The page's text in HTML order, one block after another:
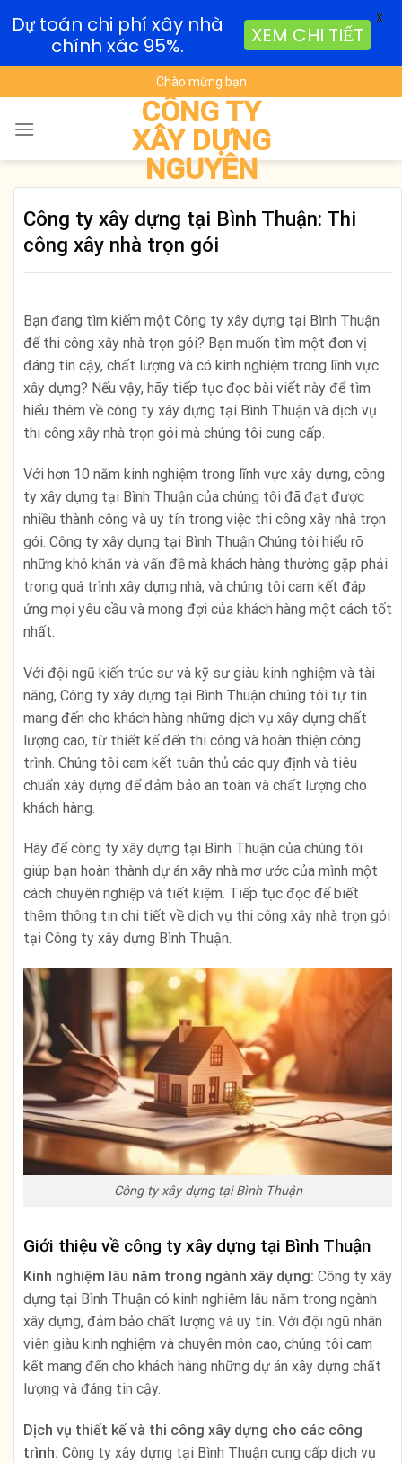
to
content
Chào mừng bạn
CÔNG TY
XÂY DỰNG
NGUYÊN
Công ty xây dựng tại Bình Thuận: Thi
công xây nhà trọn gói
Bạn đang tìm kiếm một Công ty xây dựng tại Bình Thuận
để thi công xây nhà trọn gói? Bạn muốn tìm một đơn vị
đáng tin cậy, chất lượng và có kinh nghiệm trong lĩnh vực
xây dựng? Nếu vậy, hãy tiếp tục đọc bài viết này để tìm
hiểu thêm về công ty xây dựng tại Bình Thuận và dịch vụ
thi công xây nhà trọn gói mà chúng tôi cung cấp.
Với hơn 10 năm kinh nghiệm trong lĩnh vực xây dựng, công
ty xây dựng tại Bình Thuận của chúng tôi đã đạt được
nhiều thành công và uy tín trong việc thi công xây nhà trọn
gói. Công ty xây dựng tại Bình Thuận Chúng tôi hiểu rõ
những khó khăn và vấn đề mà khách hàng thường gặp phải
trong quá trình xây dựng nhà, và chúng tôi cam kết đáp
ứng mọi yêu cầu và mong đợi của khách hàng một cách tốt
nhất.
Với đội ngũ kiến trúc sư và kỹ sư giàu kinh nghiệm và tài
năng, Công ty xây dựng tại Bình Thuận chúng tôi tự tin
mang đến cho khách hàng những dịch vụ xây dựng chất
lượng cao, từ thiết kế đến thi công và hoàn thiện công
trình. Chúng tôi cam kết tuân thủ các quy định và tiêu
chuẩn xây dựng để đảm bảo an toàn và chất lượng cho
khách hàng.
Hãy để công ty xây dựng tại Bình Thuận của chúng tôi
giúp bạn hoàn thành dự án xây nhà mơ ước của mình một
cách chuyên nghiệp và tiết kiệm. Tiếp tục đọc để biết
thêm thông tin chi tiết về dịch vụ thi công xây nhà trọn gói
tại Công ty xây dựng Bình Thuận.
Công ty xây dựng tại Bình Thuận
Giới thiệu về công ty xây dựng tại Bình Thuận
Kinh nghiệm lâu năm trong ngành xây dựng: Công ty xây
dựng tại Bình Thuận có kinh nghiệm lâu năm trong ngành
xây dựng, đảm bảo chất lượng và uy tín. Với đội ngũ nhân
viên giàu kinh nghiệm và chuyên môn cao, chúng tôi cam
kết mang đến cho khách hàng những dự án xây dựng chất
lượng và đáng tin cậy.
Dịch vụ thiết kế và thi công xây dựng cho các công
trình: Công ty xây dựng tại Bình Thuận cung cấp dịch vụ
Dự toán chi phí xây nhà
chính xác 95%.
XEM CHI TIẾT
X